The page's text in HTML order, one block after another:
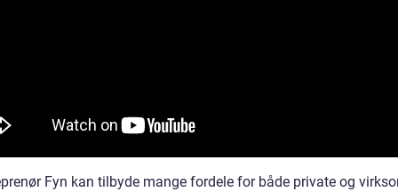
Fyn kan tilbyde mange fordele for både private og